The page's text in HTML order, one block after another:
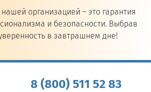
организацией – это гарантия
и безопасности. Выбрав
в завтрашнем дне!
8 (800) 511 52 83